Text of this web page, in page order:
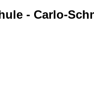
- Carlo-